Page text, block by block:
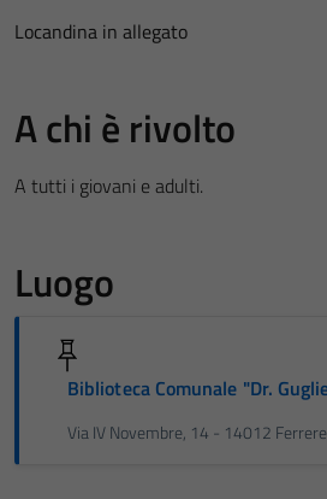
Locandina in allegato
A chi è rivolto
A tutti i giovani e adulti.
Luogo
Biblioteca Comunale "Dr.
Via IV Novembre, 14 - 14012 Ferrere